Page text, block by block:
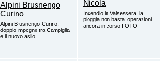
Alpini Brusnengo-Curino,
doppio impegno tra Campiglia
e il nuovo asilo
Incendio in Valsessera, la
pioggia non basta: operazioni
ancora in corso FOTO